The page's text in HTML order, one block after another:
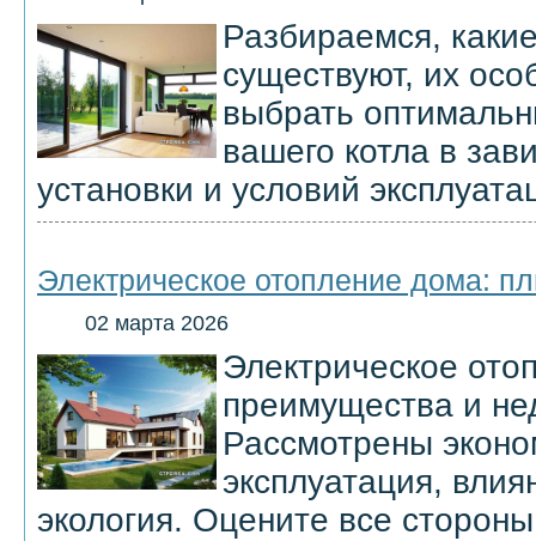
Разбираемся,
существуют, их
выбрать
вашего котла в
установки и условий
Электрическое отопление дома:
02 марта 2026
Электрическое
преимущества и
Рассмотрены
эксплуатация,
экология. Оцените все